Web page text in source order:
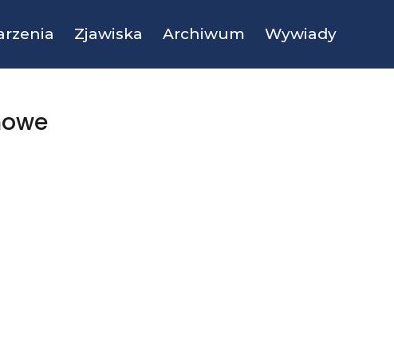
Zjawiska Archiwum Wywiady